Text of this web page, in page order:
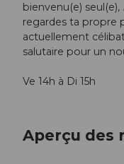
bienvenu(e)
regardes ta propre
actuellement
salutaire pour un
Ve 14h à Di 15h
Aperçu des